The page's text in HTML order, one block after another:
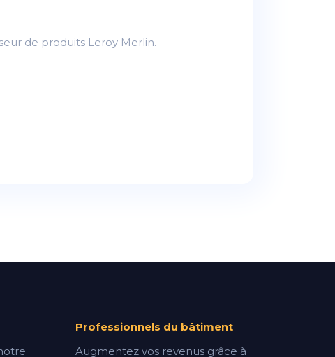
de produits Leroy Merlin.
Professionnels du bâtiment
Augmentez vos revenus grâce à